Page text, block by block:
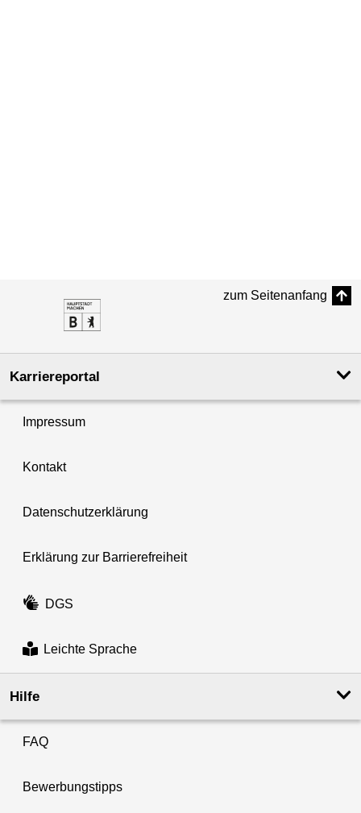
zum Seitenanfang
Karriereportal
Impressum
Kontakt
Datenschutzerklärung
Erklärung zur Barrierefreiheit
DGS
Leichte Sprache
Hilfe
FAQ
Bewerbungstipps